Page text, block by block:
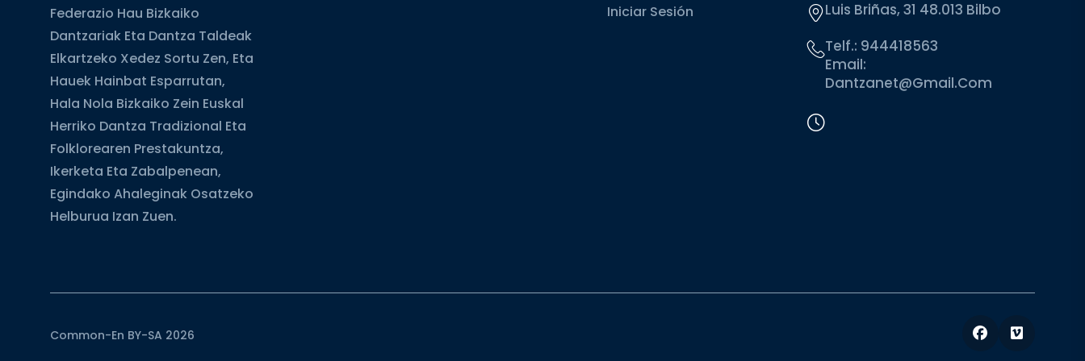
Federazio Hau Bizkaiko
Dantzariak Eta Dantza Taldeak
Elkartzeko Xedez Sortu Zen, Eta
Hauek Hainbat Esparrutan,
Hala Nola Bizkaiko Zein Euskal
Herriko Dantza Tradizional Eta
Folklorearen Prestakuntza,
Ikerketa Eta Zabalpenean,
Egindako Ahaleginak Osatzeko
Helburua Izan Zuen.
Iniciar Sesión
Luis Briñas, 31 48.013 Bilbo
Telf.: 944418563
Email:
Dantzanet@gmail.com
Common-En BY-SA 2026 Facebook
Vimeo